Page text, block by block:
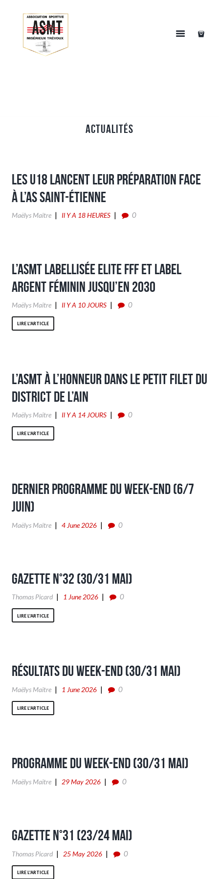
Actualités
Les U18 lancent leur préparation face
à l’AS Saint-Étienne
Maëlys Maitre Il Y A 18 HEURES 0
L’ASMT labellisée Elite FFF et Label
Argent Féminin jusqu’en 2030
Maëlys Maitre Il Y A 10 JOURS 0
LIRE L'ARTICLE
L’ASMT à l’honneur dans le Petit Filet du
District de l’Ain
Maëlys Maitre Il Y A 14 JOURS 0
LIRE L'ARTICLE
Dernier programme du week-end (6/7
Juin)
Maëlys Maitre 4 June 2026 0
Gazette n°32 (30/31 Mai)
Thomas Picard 1 June 2026 0
LIRE L'ARTICLE
Résultats du week-end (30/31 Mai)
Maëlys Maitre 1 June 2026 0
LIRE L'ARTICLE
Programme du week-end (30/31 Mai)
Maëlys Maitre 29 May 2026 0
Gazette n°31 (23/24 Mai)
Thomas Picard 25 May 2026 0
LIRE L'ARTICLE